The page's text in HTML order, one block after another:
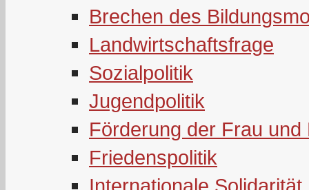
Brechen des
Landwirtschaftsfrage
Sozialpolitik
Jugendpolitik
Förderung der Frau und
Friedenspolitik